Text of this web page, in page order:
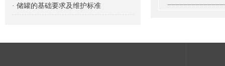
· 储罐的基础要求及维护标准